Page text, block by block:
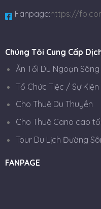
Fanpage:https://
Chúng Tôi Cung Cấp
Ăn Tối Du Ngoạn
Tổ Chức Tiệc / Sự
Cho Thuê Du Thuyền
Cho Thuê Cano cao
Tour Du Lịch Đường
FANPAGE